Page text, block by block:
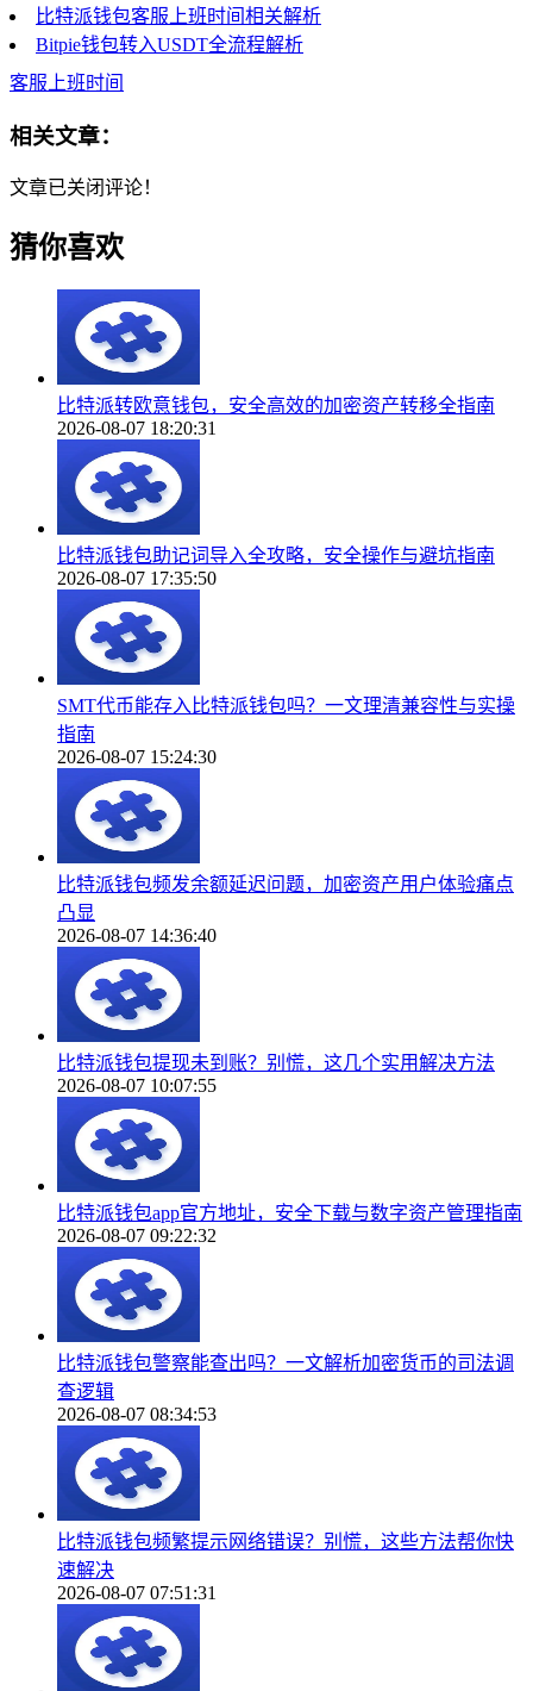
比特派钱包客服上班时间相关解析
Bitpie钱包转入USDT全流程解析
客服上班时间
相关文章：
文章已关闭评论！
猜你喜欢
比特派转欧意钱包，安全高效的加密资产转移全指南
2026-08-07 18:20:31
比特派钱包助记词导入全攻略，安全操作与避坑指南
2026-08-07 17:35:50
SMT代币能存入比特派钱包吗？一文理清兼容性与实操
指南
2026-08-07 15:24:30
比特派钱包频发余额延迟问题，加密资产用户体验痛点
凸显
2026-08-07 14:36:40
比特派钱包提现未到账？别慌，这几个实用解决方法
2026-08-07 10:07:55
比特派钱包app官方地址，安全下载与数字资产管理指南
2026-08-07 09:22:32
比特派钱包警察能查出吗？一文解析加密货币的司法调
查逻辑
2026-08-07 08:34:53
比特派钱包频繁提示网络错误？别慌，这些方法帮你快
速解决
2026-08-07 07:51:31